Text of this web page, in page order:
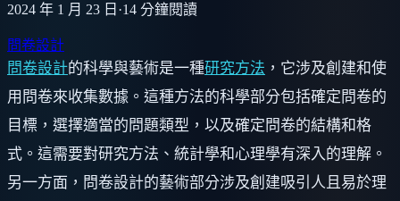
2024 年 1 月 23 日 ·14 分鐘閱讀
問卷設計
問卷設計的科學與藝術是一種研究方法 ，它涉及創建和使
用問卷來收集數據。這種方法的科學部分包括確定問卷的
目標，選擇適當的問題類型，以及確定問卷的結構和格
式。這需要對研究方法、統計學和心理學有深入的理解。
另一方面，問卷設計的藝術部分涉及創建吸引人且易於理